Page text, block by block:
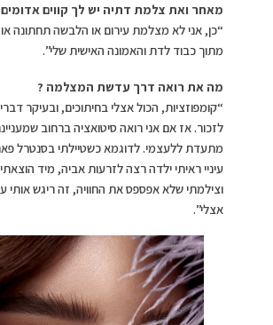
מאחר ואת צלמת דתיה יש לך קווים
“כן, אני לא מצלמת עירום או הלבשה תחתונה
מתוך כבוד לדת והאמונה האישית שלי”.
מה את רואה דרך עדשת המצלמה ?
“קומפוזציות, הכול אצלי בחיתוכים, ובעיקר
לזכור. אז אם אני רואה סיטואציה ברחוב
מתעדת ללעצמי. לדוגמא כשטיילתי בסנטרל
עיניי ראיתי ילדה רצה לזרעות אביה, מיד
וצילמתי שלא אפספס את החוויה, זה ריגש אותי
אצלי”.